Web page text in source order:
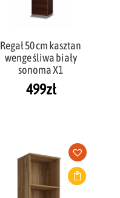
Regał 50 cm kasztan
wenge śliwa biały
sonoma X1
499zł